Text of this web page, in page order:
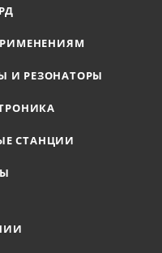
И РЕЗОНАТОРЫ
СТАНЦИИ